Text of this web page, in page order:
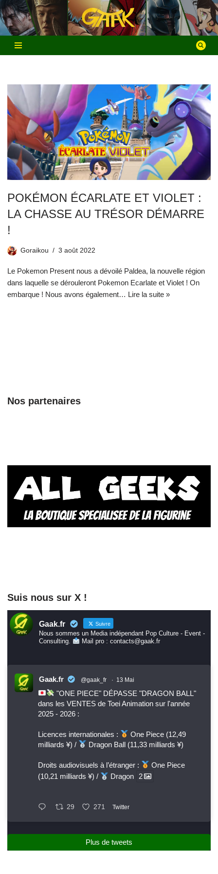
Aller
au
contenu
POKÉMON ÉCARLATE ET VIOLET :
LA CHASSE AU TRÉSOR DÉMARRE
!
Goraikou 3 août 2022
Le Pokemon Present nous a dévoilé Paldea, la nouvelle région
dans laquelle se dérouleront Pokemon Ecarlate et Violet ! On
embarque ! Nous avons également… Lire la suite »
Nos partenaires
Suis nous sur X !
Gaak.fr Suivre
Nous sommes un Media indépendant Pop Culture - Event -
Consulting.
Mail pro : contacts@gaak.fr
Gaak.fr @gaak_fr · 13 Mai
"ONE PIECE" DÉPASSE "DRAGON BALL"
dans les VENTES de Toei Animation sur l'année
2025 - 2026 :
Licences internationales :
One Piece (12,49
milliards ¥) /
Dragon Ball (11,33 milliards ¥)
Droits audiovisuels à l’étranger :
One Piece
(10,21 milliards ¥) /
Dragon 2
29 271 Twitter
Plus de tweets